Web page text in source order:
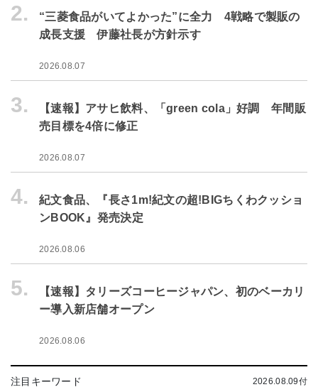
2.
“三菱食品がいてよかった”に全力 4戦略で製販の
成長支援 伊藤社長が方針示す
2026.08.07
3.
【速報】アサヒ飲料、「green cola」好調 年間販
売目標を4倍に修正
2026.08.07
4.
紀文食品、『長さ1m!紀文の超!BIGちくわクッショ
ンBOOK』発売決定
2026.08.06
5.
【速報】タリーズコーヒージャパン、初のベーカリ
ー導入新店舗オープン
2026.08.06
注目キーワード 2026.08.09付